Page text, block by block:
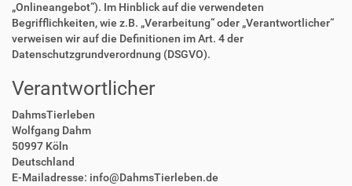
„Onlineangebot“). Im Hinblick auf die verwendeten
Begrifflichkeiten, wie z.B. „Verarbeitung“ oder „Verantwortlicher“
verweisen wir auf die Definitionen im Art. 4 der
Datenschutzgrundverordnung (DSGVO).
Verantwortlicher
DahmsTierleben
Wolfgang Dahm
50997 Köln
Deutschland
E-Mailadresse: info@DahmsTierleben.de